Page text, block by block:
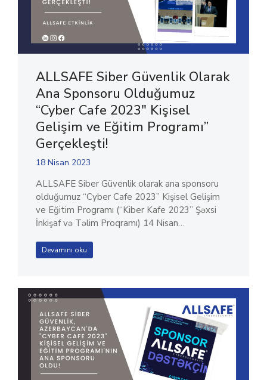
ALLSAFE Siber Güvenlik Olarak
Ana Sponsoru Olduğumuz
“Cyber ​​Cafe 2023″ Kişisel
Gelişim ve Eğitim Programı”
Gerçekleşti!
18 Nisan 2023
ALLSAFE Siber Güvenlik olarak ana sponsoru
olduğumuz “Cyber Cafe 2023” Kişisel Gelişim
ve Eğitim Programı (“Kiber Kafe 2023” Şəxsi
İnkişaf və Təlim Proqramı) 14 Nisan…
Devamını oku